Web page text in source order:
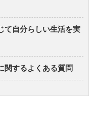
て自分らしい生活を実
関するよくある質問